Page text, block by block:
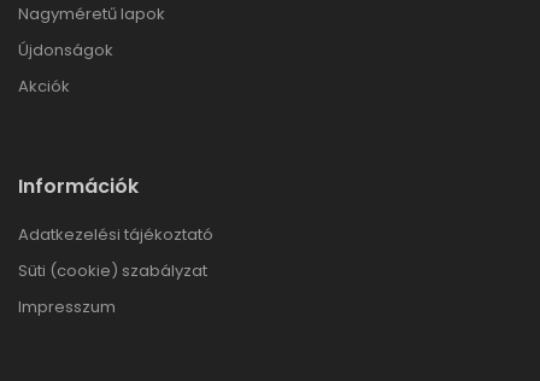
Nagyméretű lapok
Újdonságok
Akciók
Információk
Adatkezelési tájékoztató
Süti (cookie) szabályzat
Impresszum